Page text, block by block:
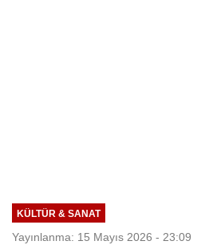
KÜLTÜR & SANAT
Yayınlanma: 15 Mayıs 2026 - 23:09